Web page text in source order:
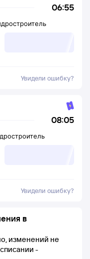
06:55
Увидели ошибку?
08:05
Увидели ошибку?
в
изменений не
-